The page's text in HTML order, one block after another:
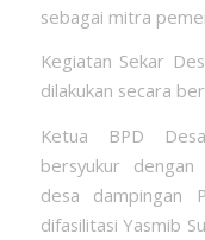
sebagai mitra
Kegiatan Sekar
dilakukan secara
Ketua BPD
bersyukur
desa dampingan
difasilitasi Yasmib